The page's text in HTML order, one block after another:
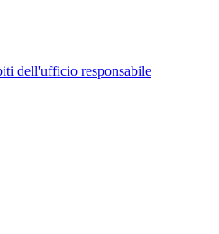
dell'ufficio responsabile